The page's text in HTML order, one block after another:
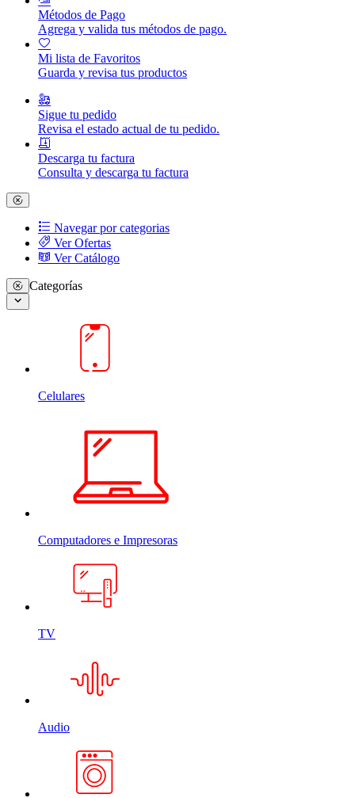
Métodos de Pago
Agrega y valida tus métodos de pago.
Mi lista de Favoritos
Guarda y revisa tus productos
Sigue tu pedido
Revisa el estado actual de tu pedido.
Descarga tu factura
Consulta y descarga tu factura
Navegar por categorias
Ver Ofertas
Ver Catálogo
Categorías
Celulares
Computadores e Impresoras
TV
Audio